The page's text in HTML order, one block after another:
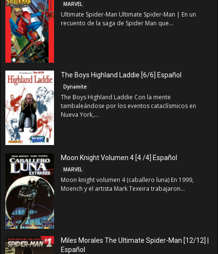
MARVEL
Ultimate Spider-Man Ultimate Spider-Man | En un
recuento de la saga de Spider Man que...
The Boys Highland Laddie [6/6] Español
Dynamite
The Boys Highland Laddie Con la mente
tambaleándose por los eventos cataclísmicos en
Nueva York,...
Moon Knight Volumen 4 [4 /4] Español
MARVEL
Moon knight volumen 4 (caballero luna) En 1999,
Moench y el artista Mark Texeira trabajaron...
Miles Morales The Ultimate Spider-Man [12/12] |
Español